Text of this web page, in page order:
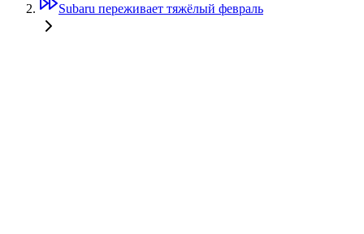
Subaru переживает тяжёлый февраль